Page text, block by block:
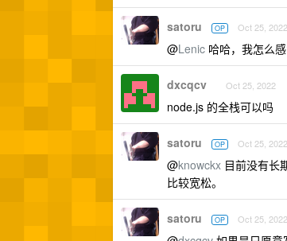
satoru OP Oct 25, 2022
@Lenic 哈哈，我怎么
dxcqcv Oct 25, 2022
node.js 的全栈可以吗
satoru OP Oct 25, 2022
@knowckx 目前没有长
比较宽松。
satoru OP Oct 25, 2022